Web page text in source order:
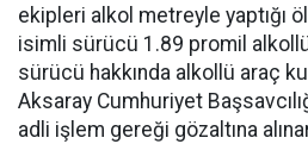
ekipleri alkol metreyle yaptığı
isimli sürücü 1.89 promil
sürücü hakkında alkollü araç
Aksaray Cumhuriyet
adli işlem gereği gözaltına